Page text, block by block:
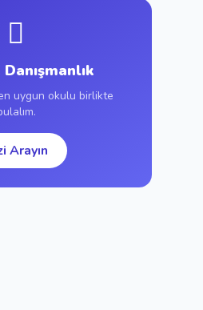
uygun okulu birlikte
Arayın